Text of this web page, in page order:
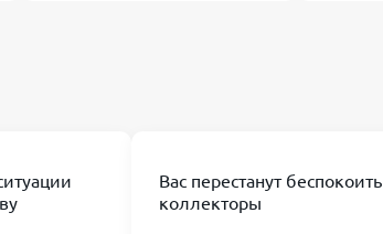
Вас перестанут беспокоить
коллекторы